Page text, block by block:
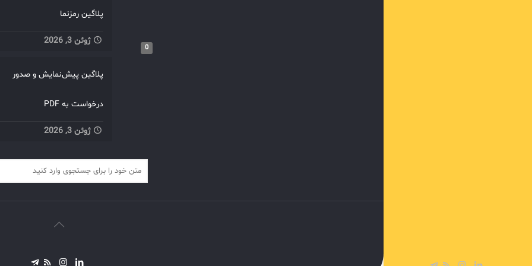
پلاگین رمزنما
ژوئن 3, 2026
0
پلاگین پیش‌نمایش و صدور
درخواست به PDF
ژوئن 3, 2026